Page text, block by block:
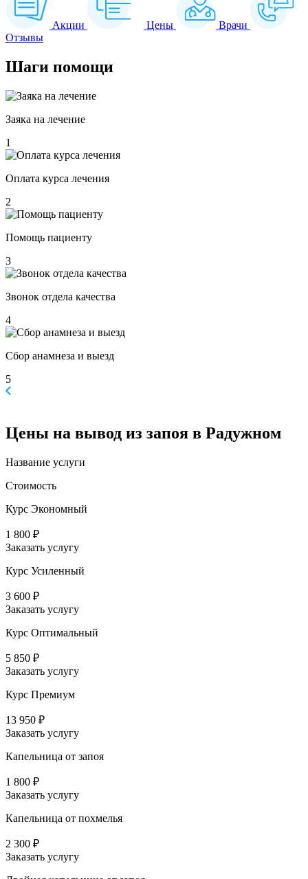
Акции Цены
Врачи
Отзывы
Шаги помощи
Заяка на лечение
1
Оплата курса лечения
2
Помощь пациенту
3
Звонок отдела качества
4
Сбор анамнеза и выезд
5
Цены на вывод из запоя в Радужном
Название услуги
Стоимость
Курс Экономный
1 800 ₽
Заказать услугу
Курс Усиленный
3 600 ₽
Заказать услугу
Курс Оптимальный
5 850 ₽
Заказать услугу
Курс Премиум
13 950 ₽
Заказать услугу
Капельница от запоя
1 800 ₽
Заказать услугу
Капельница от похмелья
2 300 ₽
Заказать услугу